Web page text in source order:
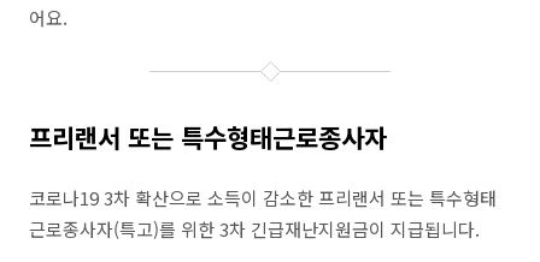
어요.
프리랜서 또는 특수형태근로종사자
코로나19 3차 확산으로 소득이 감소한 프리랜서 또는 특수형태
근로종사자(특고)를 위한 3차 긴급재난지원금이 지급됩니다.